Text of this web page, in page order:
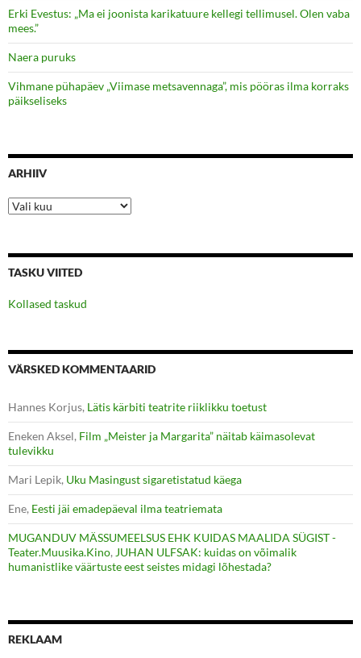
Erki Evestus: „Ma ei joonista karikatuure kellegi tellimusel. Olen vaba
mees.”
Naera puruks
Vihmane pühapäev „Viimase metsavennaga”, mis pööras ilma korraks
päikseliseks
ARHIIV
Arhiiv
TASKU VIITED
Kollased taskud
VÄRSKED KOMMENTAARID
Hannes Korjus, Lätis kärbiti teatrite riiklikku toetust
Eneken Aksel, Film „Meister ja Margarita” näitab käimasolevat
tulevikku
Mari Lepik, Uku Masingust sigaretistatud käega
Ene, Eesti jäi emadepäeval ilma teatriemata
MUGANDUV MÄSSUMEELSUS EHK KUIDAS MAALIDA SÜGIST -
Teater.Muusika.Kino, JUHAN ULFSAK: kuidas on võimalik
humanistlike väärtuste eest seistes midagi lõhestada?
REKLAAM